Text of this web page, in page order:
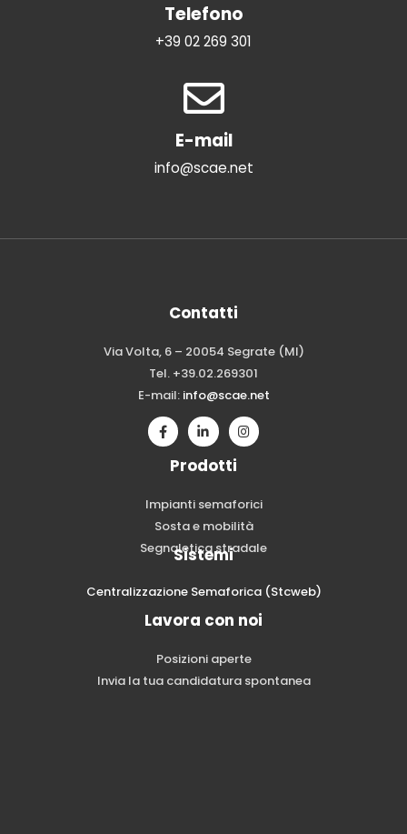
Telefono
+39 02 269 301
E-mail
info@scae.net
Contatti
Via Volta, 6 – 20054 Segrate (MI)
Tel. +39.02.269301
E-mail: info@scae.net
Prodotti
Impianti semaforici
Sosta e mobilità
Segnaletica stradale
Sistemi
Centralizzazione Semaforica (Stcweb)
Lavora con noi
Posizioni aperte
Invia la tua candidatura spontanea